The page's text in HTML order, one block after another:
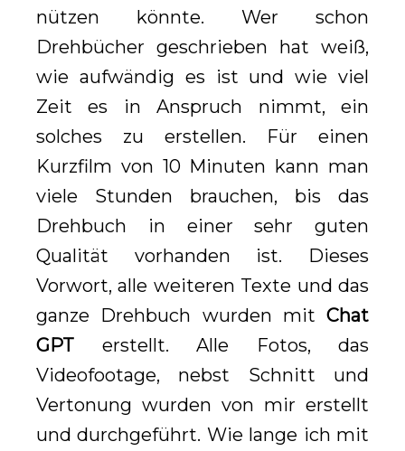
nützen könnte. Wer schon
Drehbücher geschrieben hat weiß,
wie aufwändig es ist und wie viel
Zeit es in Anspruch nimmt, ein
solches zu erstellen. Für einen
Kurzfilm von 10 Minuten kann man
viele Stunden brauchen, bis das
Drehbuch in einer sehr guten
Qualität vorhanden ist. Dieses
Vorwort, alle weiteren Texte und das
ganze Drehbuch wurden mit Chat
GPT erstellt. Alle Fotos, das
Videofootage, nebst Schnitt und
Vertonung wurden von mir erstellt
und durchgeführt. Wie lange ich mit